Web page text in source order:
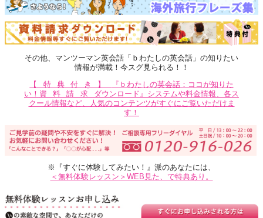
その他、マンツーマン英会話「ｂわたしの英会話」の知りたい
情報が満載！今スグ見られる！！
【特典付き】
『ｂわたしの英会話：ココが知りた
い！ 資料請求 ダウンロード』システムや料金情報、各ス
クール情報など、人気のコンテンツがすぐにご覧いただけま
す！
※『すぐに体験してみたい！』派のあなたには、
＜無料体験レッスン＞WEB見た、で特典あり。